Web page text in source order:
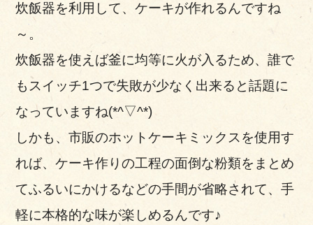
炊飯器を利用して、ケーキが作れるんですね
～。
炊飯器を使えば釜に均等に火が入るため、誰で
もスイッチ1つで失敗が少なく出来ると話題に
なっていますね(*^▽^*)
しかも、市販のホットケーキミックスを使用す
れば、ケーキ作りの工程の面倒な粉類をまとめ
てふるいにかけるなどの手間が省略されて、手
軽に本格的な味が楽しめるんです♪